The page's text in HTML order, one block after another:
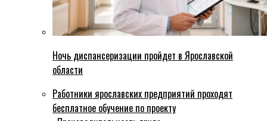
Ночь диспансеризации пройдет в Ярославской
области
Работники ярославских предприятий проходят
бесплатное обучение по проекту